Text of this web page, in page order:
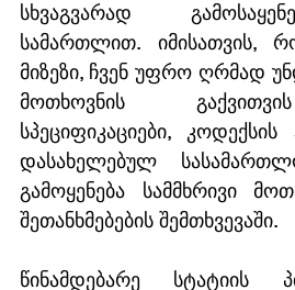
სხვაგვარად
სამართლით. იმისათვის,
მიზეზი, ჩვენ უფრო ღრმად
მოთხოვნის
სპეციფიკაციები,
დასახელებულ
გამოყენება სამმხრივი
შეთანხმებების შემთხვევაში.
წინამდებარე სტატიის